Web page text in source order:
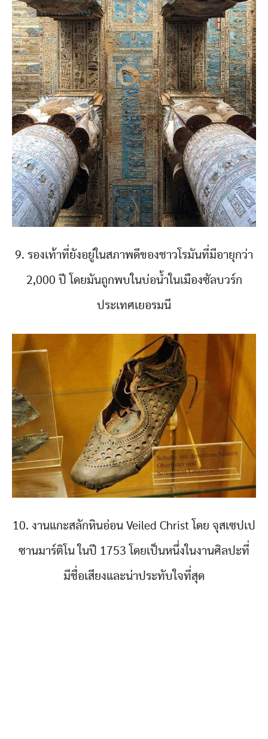
9. รองเท้าที่ยังอยู่ในสภาพดีของชาวโรมันที่มีอายุกว่า
2,000 ปี โดยมันถูกพบในบ่อน้ำในเมืองซัลบวร์ก
ประเทศเยอรมนี
10. งานแกะสลักหินอ่อน Veiled Christ โดย จุสเซปเป
ซานมาร์ติโน ในปี 1753 โดยเป็นหนึ่งในงานศิลปะที่
มีชื่อเสียงและน่าประทับใจที่สุด